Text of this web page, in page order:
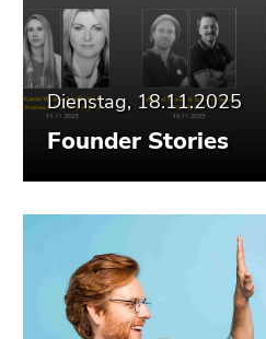
Dienstag, 18.11.2025
Founder Stories